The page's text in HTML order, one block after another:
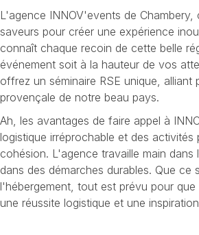
L'agence INNOV'events de
saveurs pour créer une expérience
connaît chaque recoin de cette belle
événement soit à la hauteur de vos
offrez un séminaire RSE unique,
provençale de notre beau pays.
Ah, les avantages de faire appel à
logistique irréprochable et des
cohésion. L'agence travaille main
dans des démarches durables. Que
l'hébergement, tout est prévu pour
une réussite logistique et une